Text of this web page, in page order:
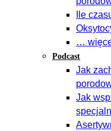
Ile
…
Podcast
Jak
Jak